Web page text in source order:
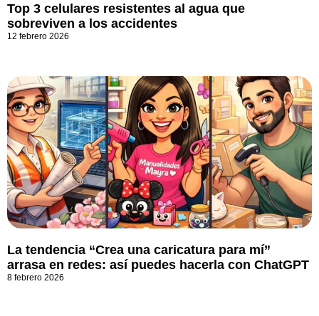
Top 3 celulares resistentes al agua que
sobreviven a los accidentes
12 febrero 2026
La tendencia “Crea una caricatura para mí”
arrasa en redes: así puedes hacerla con ChatGPT
8 febrero 2026